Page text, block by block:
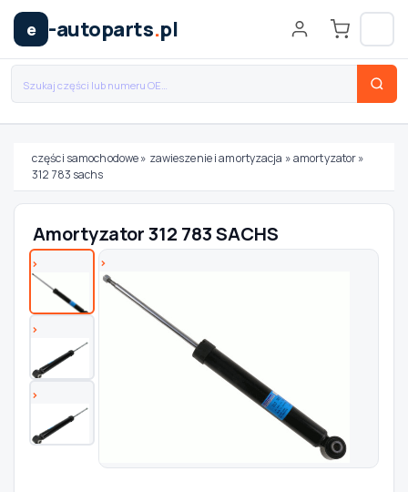
e -autoparts.pl
Wybierz swój pojazd
MARKA
MODEL
TYP / SILNIK
Szukaj pasujących części
części samochodowe» zawieszenie i amortyzacja »amortyzator»
312 783 sachs
Amortyzator 312 783 SACHS